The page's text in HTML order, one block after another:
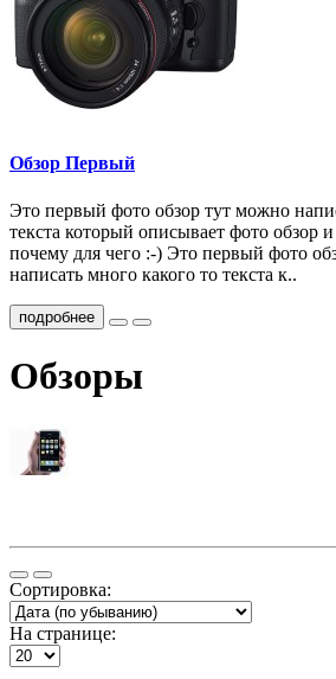
Обзор Первый
Это первый фото обзор тут можно
текста который описывает фото обзор
почему для чего :-) Это первый фото
написать много какого то текста к..
подробнее
Обзоры
Сортировка:
На странице: